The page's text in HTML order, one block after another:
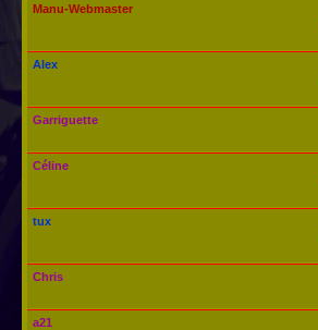
Manu-Webmaster
Alex
Garriguette
Céline
tux
Chris
a21